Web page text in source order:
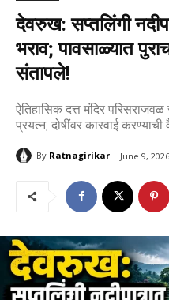
देवरुख: सप्तलिंगी
भराव; पावसाळ्यात
संतापले!
ऐतिहासिक दत्त मंदिर परिसराजवळ
प्रयत्न; दोषींवर कारवाई
By Ratnagirikar June 9, 2026